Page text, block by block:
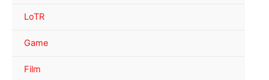
LoTR
Game
Film